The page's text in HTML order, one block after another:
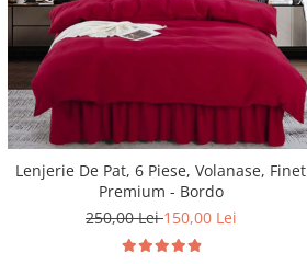
Lenjerie De Pat, 6 Piese, Volanase, Finet
Premium - Bordo
250,00 Lei150,00 Lei